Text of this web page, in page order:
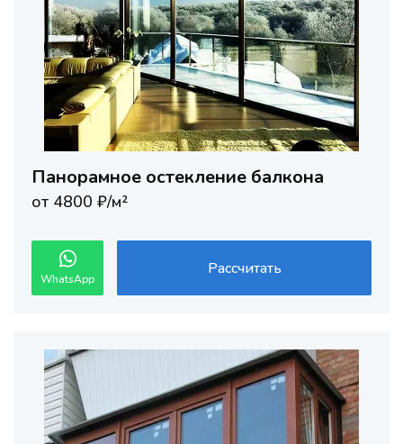
Панорамное остекление балкона
от 4800 ₽/м²
WhatsApp
Рассчитать